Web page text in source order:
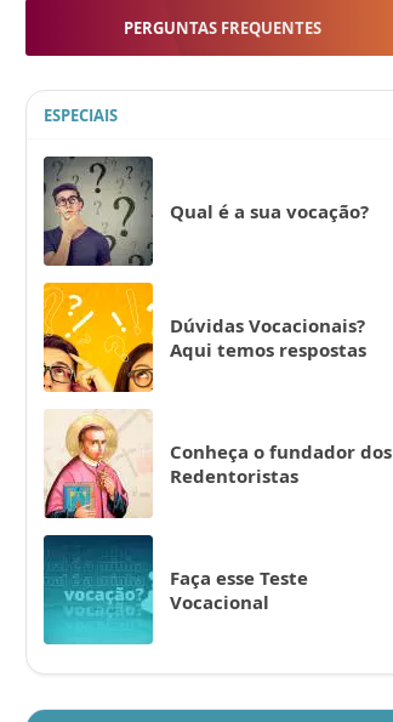
PERGUNTAS FREQUENTES
ESPECIAIS
Qual é a sua vocação?
Dúvidas Vocacionais?
Aqui temos respostas
Conheça o fundador dos
Redentoristas
Faça esse Teste
Vocacional